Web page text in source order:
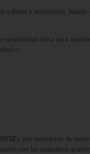
y actualizada,
oportunidad única para
), una institución de
con los estándares